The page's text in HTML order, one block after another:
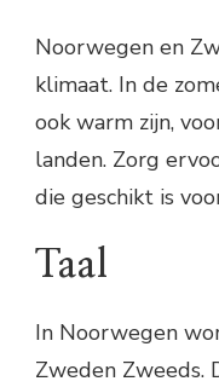
Noorwegen en
klimaat. In de
ook warm zijn,
landen. Zorg
die geschikt is
Taal
In Noorwegen
Zweden Zweeds.